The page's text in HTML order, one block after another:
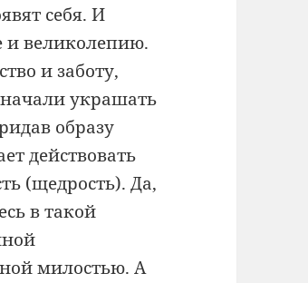
себя. И
и великолепию.
и заботу,
украшать
образу
действовать
(щедрость). Да,
в такой
милостью. А